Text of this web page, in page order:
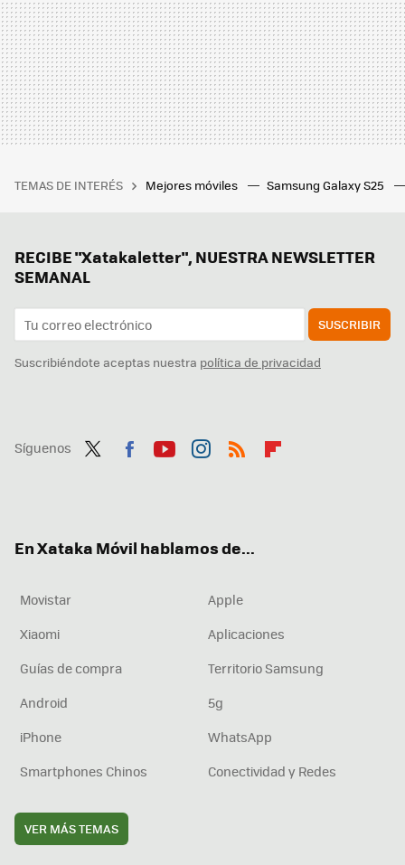
TEMAS DE INTERÉS Mejores móviles Samsung Galaxy S25
RECIBE "Xatakaletter", NUESTRA NEWSLETTER
SEMANAL
SUSCRIBIR
Suscribiéndote aceptas nuestra política de privacidad
Síguenos
En Xataka Móvil hablamos de...
Movistar
Apple
Xiaomi
Aplicaciones
Guías de compra
Territorio Samsung
Android
5g
iPhone
WhatsApp
Smartphones Chinos
Conectividad y Redes
VER MÁS TEMAS